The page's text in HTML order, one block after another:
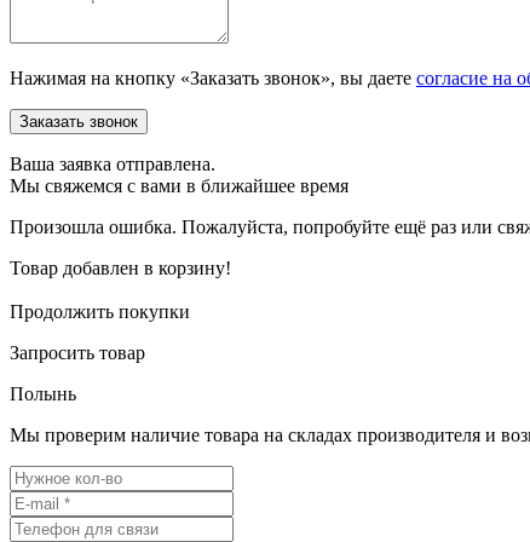
Нажимая на кнопку «Заказать звонок», вы даете согласие на
Ваша заявка отправлена.
Мы свяжемся с вами в ближайшее время
Произошла ошибка. Пожалуйста, попробуйте ещё раз или
Товар добавлен в корзину!
Продолжить покупки
Запросить товар
Полынь
Мы проверим наличие товара на складах производителя и